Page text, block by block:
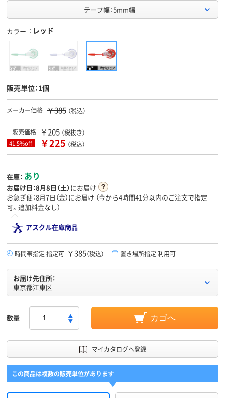
テープ幅：5mm幅
カラー レッド
販売単位：1個
メーカー価格 ￥385 （税込）
販売価格 ￥205 （税抜き）
41.5%off ￥225 （税込）
在庫： あり
お届け日：8月8日（土）にお届け
お急ぎ便：8月7日（金）にお届け （今から4時間41分以内のご注文で指定
可。追加料金なし）
アスクル在庫商品
時間帯指定 指定可 ￥385（税込） 置き場所指定 利用可
お届け先住所：
東京都江東区
数量 カゴへ
マイカタログへ登録
この商品は複数の販売単位があります